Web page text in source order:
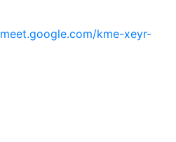
meet.google.com/kme-xeyr-